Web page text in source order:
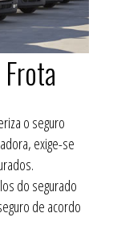
o seguro
exige-se
do segurado
de acordo